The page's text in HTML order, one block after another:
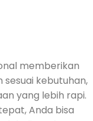
memberikan
sesuai kebutuhan,
yang lebih rapi.
Anda bisa